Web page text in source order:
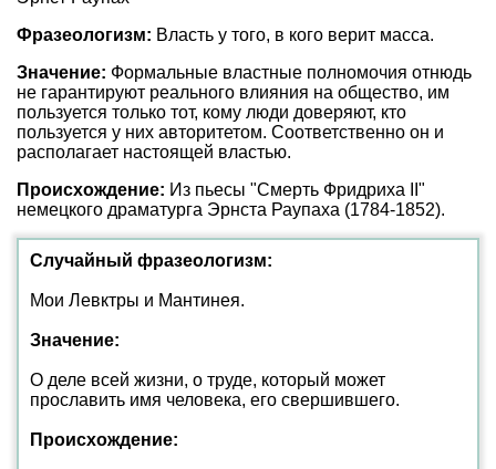
Фразеологизм: Власть у того, в кого верит масса.
Значение: Формальные властные полномочия отнюдь
не гарантируют реального влияния на общество, им
пользуется только тот, кому люди доверяют, кто
пользуется у них авторитетом. Соответственно он и
располагает настоящей властью.
Происхождение: Из пьесы "Смерть Фридриха II"
немецкого драматурга Эрнста Раупаха (1784-1852).
Случайный фразеологизм:
Мои Левктры и Мантинея.
Значение:
О деле всей жизни, о труде, который может
прославить имя человека, его свершившего.
Происхождение: